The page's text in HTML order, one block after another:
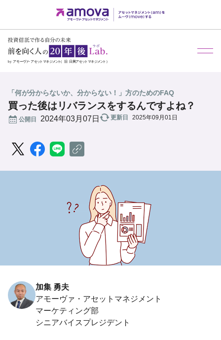
「何が分からないか、分からない！」方のためのFAQ
買った後はリバランスをするんですよね？
公開日 更新日 2025年09月01日
加集 勇夫
アモーヴァ・アセットマネジメント